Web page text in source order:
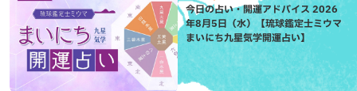
今日の占い・開運アドバイス 2026
年8月5日（水）【琉球鑑定士ミウマ
まいにち九星気学開運占い】